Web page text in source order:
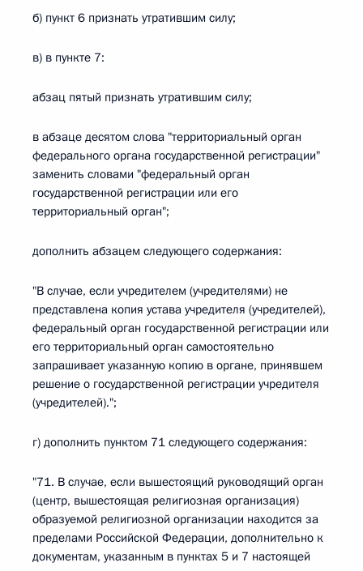
б) пункт 6 признать утратившим силу;
в) в пункте 7:
абзац пятый признать утратившим силу;
в абзаце десятом слова "территориальный орган
федерального органа государственной регистрации"
заменить словами "федеральный орган
государственной регистрации или его
территориальный орган";
дополнить абзацем следующего содержания:
"В случае, если учредителем (учредителями) не
представлена копия устава учредителя (учредителей),
федеральный орган государственной регистрации или
его территориальный орган самостоятельно
запрашивает указанную копию в органе, принявшем
решение о государственной регистрации учредителя
(учредителей).";
г) дополнить пунктом 71 следующего содержания:
"71. В случае, если вышестоящий руководящий орган
(центр, вышестоящая религиозная организация)
образуемой религиозной организации находится за
пределами Российской Федерации, дополнительно к
документам, указанным в пунктах 5 и 7 настоящей